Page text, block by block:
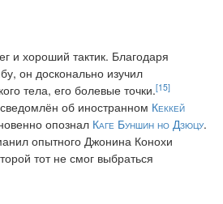
и хороший тактик. Благодаря
он досконально изучил
тела, его болевые точки.[15]
об иностранном Кеккей
опознал Каге Буншин но Дзюцу.
опытного Джонина Конохи
тот не смог выбраться